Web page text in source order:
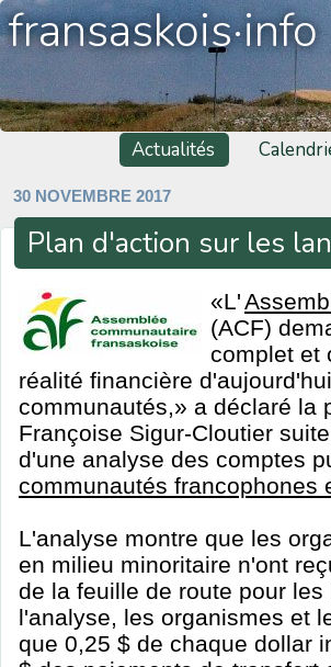
fransaskois·info
Actualités
30 NOVEMBRE 2017
Plan d'action sur les
«L'
(ACF)
complet et
réalité financière
communautés,» a déclaré la
Françoise Sigur-Cloutier
d'une analyse des comptes
communautés francophones
L'analyse montre que les
en milieu minoritaire n'ont
de la feuille de route pour
l'analyse, les organismes et
que 0,25 $ de chaque dollar